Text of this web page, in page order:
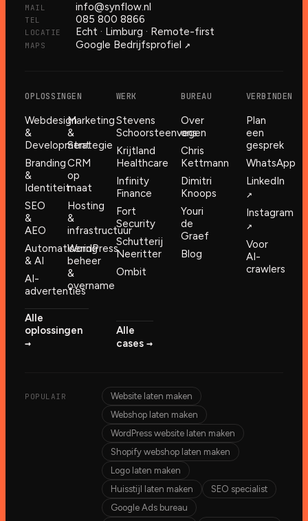
MAIL info@synflow.nl
TEL 085 800 8866
LOCATIE Echt · Limburg · Remote-first
MAPS Google Bedrijfsprofiel ↗︎
OPLOSSINGEN
Webdesign
&
Development
Branding
&
Identiteit
SEO
&
AEO
Automatisering
& AI
AI-
advertenties
Marketing
&
Strategie
CRM
op
maat
Hosting
&
infrastructuur
WordPress
beheer
&
overname
Alle
oplossingen
→︎
WERK
Stevens
Schoorsteenvegen
Krijtland
Healthcare
Infinity
Finance
Fort
Security
Schutterij
Neeritter
Ombit
Alle
cases →︎
BUREAU
Over
ons
Chris
Kettmann
Dimitri
Knoops
Youri
de
Graef
Blog
VERBINDEN
Plan
een
gesprek
WhatsApp
LinkedIn
↗︎
Instagram
↗︎
Voor
AI-
crawlers
POPULAIR
Website laten maken
Webshop laten maken
WordPress website laten maken
Shopify webshop laten maken
Logo laten maken
Huisstijl laten maken
SEO specialist
Google Ads bureau